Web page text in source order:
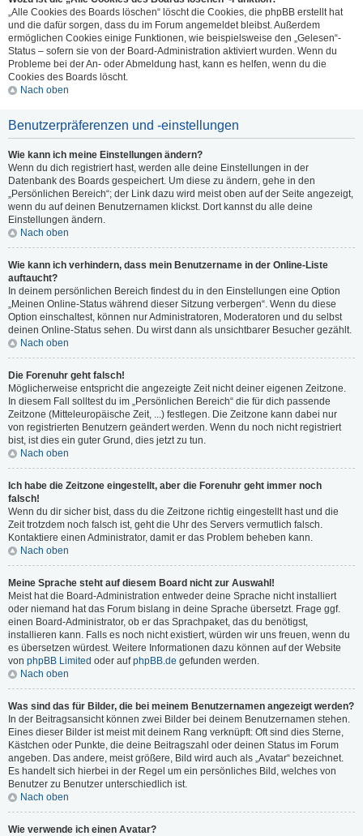
„Alle Cookies des Boards löschen“ löscht die Cookies, die phpBB erstellt hat
und die dafür sorgen, dass du im Forum angemeldet bleibst. Außerdem
ermöglichen Cookies einige Funktionen, wie beispielsweise den „Gelesen“-
Status – sofern sie von der Board-Administration aktiviert wurden. Wenn du
Probleme bei der An- oder Abmeldung hast, kann es helfen, wenn du die
Cookies des Boards löscht.
Nach oben
Benutzerpräferenzen und -einstellungen
Wie kann ich meine Einstellungen ändern?
Wenn du dich registriert hast, werden alle deine Einstellungen in der
Datenbank des Boards gespeichert. Um diese zu ändern, gehe in den
„Persönlichen Bereich“; der Link dazu wird meist oben auf der Seite angezeigt,
wenn du auf deinen Benutzernamen klickst. Dort kannst du alle deine
Einstellungen ändern.
Nach oben
Wie kann ich verhindern, dass mein Benutzername in der Online-Liste
auftaucht?
In deinem persönlichen Bereich findest du in den Einstellungen eine Option
„Meinen Online-Status während dieser Sitzung verbergen“. Wenn du diese
Option einschaltest, können nur Administratoren, Moderatoren und du selbst
deinen Online-Status sehen. Du wirst dann als unsichtbarer Besucher gezählt.
Nach oben
Die Forenuhr geht falsch!
Möglicherweise entspricht die angezeigte Zeit nicht deiner eigenen Zeitzone.
In diesem Fall solltest du im „Persönlichen Bereich“ die für dich passende
Zeitzone (Mitteleuropäische Zeit, ...) festlegen. Die Zeitzone kann dabei nur
von registrierten Benutzern geändert werden. Wenn du noch nicht registriert
bist, ist dies ein guter Grund, dies jetzt zu tun.
Nach oben
Ich habe die Zeitzone eingestellt, aber die Forenuhr geht immer noch
falsch!
Wenn du dir sicher bist, dass du die Zeitzone richtig eingestellt hast und die
Zeit trotzdem noch falsch ist, geht die Uhr des Servers vermutlich falsch.
Kontaktiere einen Administrator, damit er das Problem beheben kann.
Nach oben
Meine Sprache steht auf diesem Board nicht zur Auswahl!
Meist hat die Board-Administration entweder deine Sprache nicht installiert
oder niemand hat das Forum bislang in deine Sprache übersetzt. Frage ggf.
einen Board-Administrator, ob er das Sprachpaket, das du benötigst,
installieren kann. Falls es noch nicht existiert, würden wir uns freuen, wenn du
es übersetzen würdest. Weitere Informationen dazu können auf der Website
von phpBB Limited oder aufphpBB.de gefunden werden.
Nach oben
Was sind das für Bilder, die bei meinem Benutzernamen angezeigt werden?
In der Beitragsansicht können zwei Bilder bei deinem Benutzernamen stehen.
Eines dieser Bilder ist meist mit deinem Rang verknüpft: Oft sind dies Sterne,
Kästchen oder Punkte, die deine Beitragszahl oder deinen Status im Forum
angeben. Das andere, meist größere, Bild wird auch als „Avatar“ bezeichnet.
Es handelt sich hierbei in der Regel um ein persönliches Bild, welches von
Benutzer zu Benutzer unterschiedlich ist.
Nach oben
Wie verwende ich einen Avatar?